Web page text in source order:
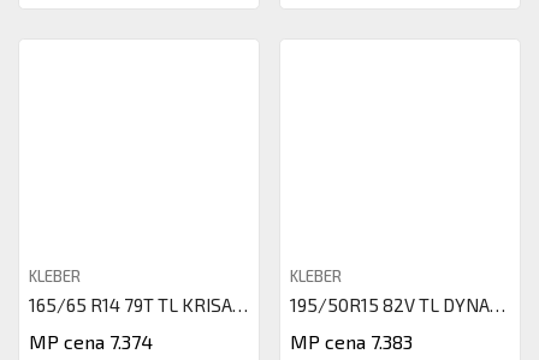
KLEBER
165/65 R14 79T TL KRISALP HP3
MP cena 7.374
KLEBER
195/50R15 82V TL DYNAXER HP4 K
MP cena 7.383